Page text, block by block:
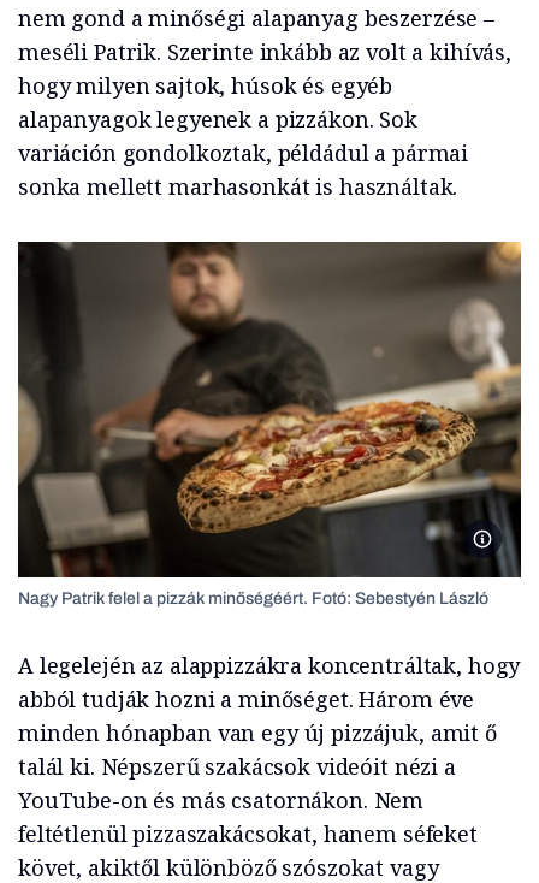
nem gond a minőségi alapanyag beszerzése –
meséli Patrik. Szerinte inkább az volt a kihívás,
hogy milyen sajtok, húsok és egyéb
alapanyagok legyenek a pizzákon. Sok
variáción gondolkoztak, példádul a pármai
sonka mellett marhasonkát is használtak.
Nagy
Nagy Patrik felel a pizzák minőségéért. Fotó: Sebestyén László
A legelején az alappizzákra koncentráltak, hogy
abból tudják hozni a minőséget. Három éve
minden hónapban van egy új pizzájuk, amit ő
talál ki. Népszerű szakácsok videóit nézi a
YouTube-on és más csatornákon. Nem
feltétlenül pizzaszakácsokat, hanem séfeket
követ, akiktől különböző szószokat vagy